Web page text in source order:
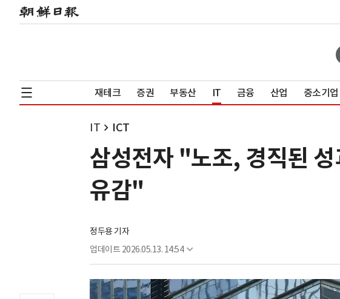
재테크 증권 부동산 IT 금융 산업 중소기
IT ICT
삼성전자 "노조, 경직된
유감"
정두용 기자
업데이트 2026.05.13. 14:54